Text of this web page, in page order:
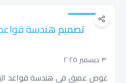
تصميم هندسة قواعد
٣٠ ديسمبر ٢٠٢٥
غوص عميق في هندسة قواعد